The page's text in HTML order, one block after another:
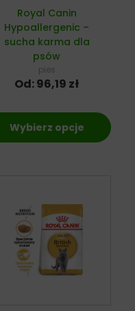
Royal Canin
Hypoallergenic –
sucha karma dla
psów
pies
Od:96,19 zł
Wybierz opcje